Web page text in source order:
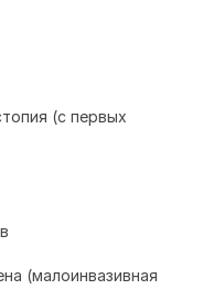
(с первых
(малоинвазивная